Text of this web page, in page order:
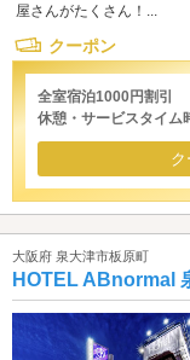
屋さんがたくさん！...
クーポン
全室宿泊1000円割引
休憩・サービスタイム
大阪府 泉大津市板原町
HOTEL ABnormal